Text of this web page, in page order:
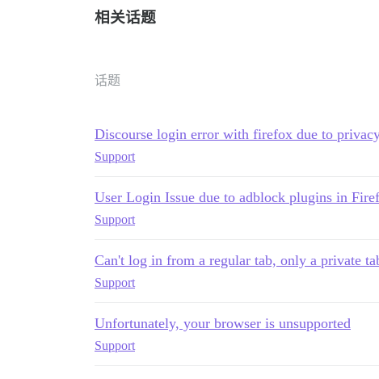
相关话题
话题
Discourse login error with firefox due to
Support
User Login Issue due to adblock plugins in
Support
Can't log in from a regular tab, only a private
Support
Unfortunately, your browser is unsupported
Support